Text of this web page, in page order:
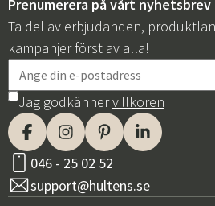
Prenumerera på vårt nyhetsbrev
Ta del av erbjudanden,
kampanjer först av alla!
Jag godkännervillkoren
046 - 25 02 52
support@hultens.se